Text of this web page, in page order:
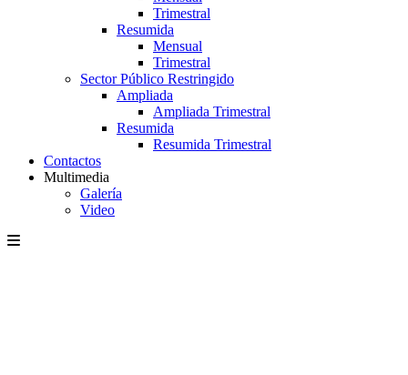
Trimestral
Resumida
Mensual
Trimestral
Sector Público Restringido
Ampliada
Ampliada Trimestral
Resumida
Resumida Trimestral
Contactos
Multimedia
Galería
Video